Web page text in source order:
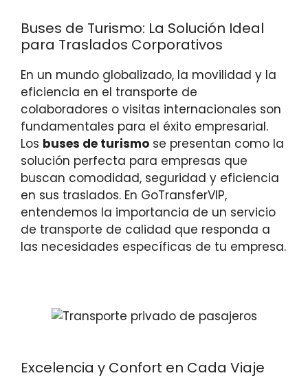
Buses de Turismo: La Solución Ideal
para Traslados Corporativos
En un mundo globalizado, la movilidad y la
eficiencia en el transporte de
colaboradores o visitas internacionales son
fundamentales para el éxito empresarial.
Los buses de turismo se presentan como la
solución perfecta para empresas que
buscan comodidad, seguridad y eficiencia
en sus traslados. En GoTransferVIP,
entendemos la importancia de un servicio
de transporte de calidad que responda a
las necesidades específicas de tu empresa.
Excelencia y Confort en Cada Viaje